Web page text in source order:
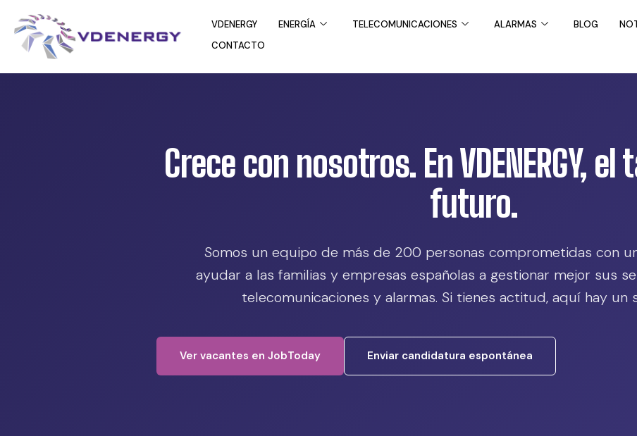
VDENERGY ENERGÍA TELECOMUNICACIONES ALARMAS BLOG
CONTACTO
Crece con nosotros. En VDENERGY,
futuro.
Somos un equipo de más de 200 personas comprometidas con
ayudar a las familias y empresas españolas a gestionar mejor sus
telecomunicaciones y alarmas. Si tienes actitud, aquí hay un
Ver vacantes en JobToday Enviar candidatura espontánea